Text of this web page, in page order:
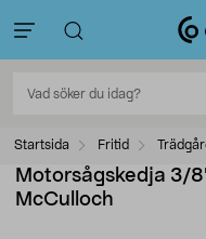
Startsida Fritid
Motorsågskedja 3/
McCulloch